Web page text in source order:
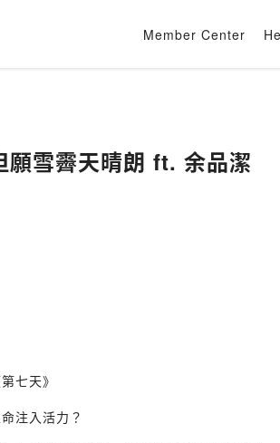
Member Center
EP253 缺憾若是必然，但願雪霽天晴朗 ft. 余品潔
七天》
注入活力？